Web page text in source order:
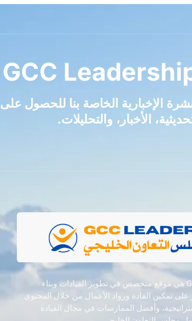
GCC
الإخبارية الخاصة بنا للحصول على
الأخبار، والتحليلات.
منصة GCC Leadership هي موقع متخصص في تطوير القيادات وبناء
على تمكين القادة ورواد الأعمال من خلال المحتوى
وأفضل الممارسات في مجال القيادة